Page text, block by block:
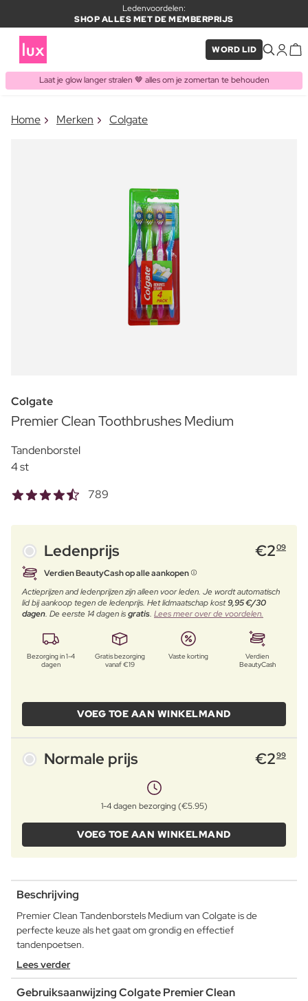
Ledenvoordelen:
SHOP ALLES MET DE MEMBERPRIJS
WORD LID
Laat je glow langer stralen 🤎 alles om je zomertan te behouden
ITEM TOEGEVOEGD AAN
Vaak samen gekocht met
Home Merken Colgate
Colgate
Premier Clean Toothbrushes Medium
Tandenborstel
4 st
789
Ledenprijs €209
Verdien BeautyCash op alle aankopen
Actieprijzen and ledenprijzen zijn alleen voor leden. Je wordt automatisch
lid bij aankoop tegen de ledenprijs. Het lidmaatschap kost9,95 €/30
dagen. De eerste 14 dagen isgratis. Lees meer over de voordelen.
Bezorging in 1-4
dagen
Gratis bezorging
vanaf €19
Vaste korting
Verdien
BeautyCash
VOEG TOE AAN WINKELMAND
Normale prijs €299
1-4 dagen bezorging (€5.95)
VOEG TOE AAN WINKELMAND
Beschrijving
Premier Clean Tandenborstels Medium van Colgate is de
perfecte keuze als het gaat om grondig en effectief
tandenpoetsen.
Lees verder
Gebruiksaanwijzing Colgate Premier Clean